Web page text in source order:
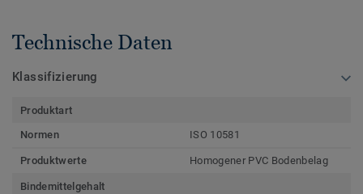
Technische Daten
Klassifizierung
Produktart
Normen
ISO 10581
Produktwerte Homogener PVC Bodenbelag
Bindemittelgehalt